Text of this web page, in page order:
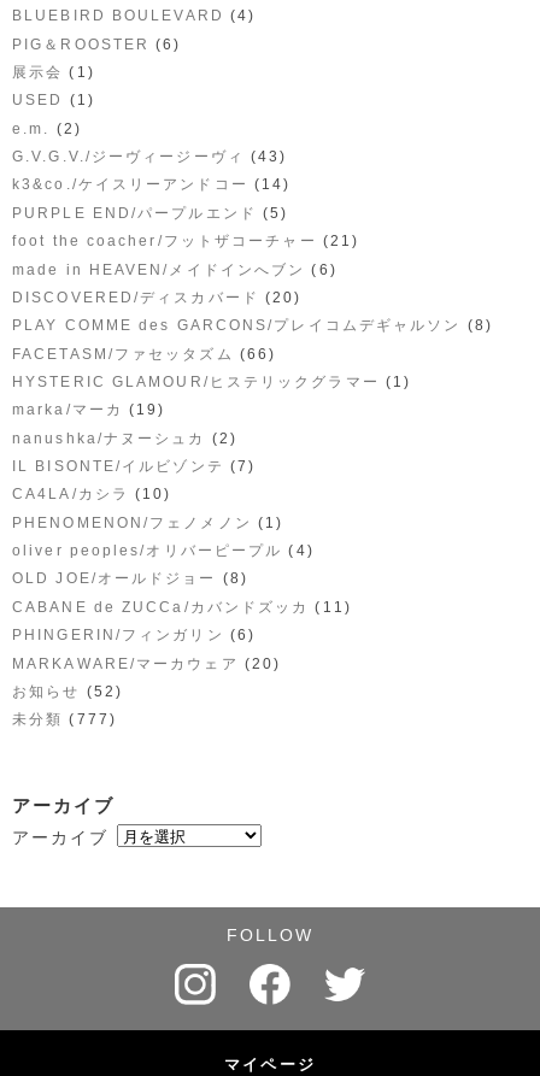
BLUEBIRD BOULEVARD (4)
PIG＆ROOSTER (6)
展示会 (1)
USED
(1)
e.m. (2)
G.V.G.V./ジーヴィージーヴィ
(43)
k3&co./ケイスリーアンドコー (14)
PURPLE END/パープルエンド (5)
foot the coacher/フットザコーチャー (21)
made in HEAVEN/メイドインへブン (6)
DISCOVERED/ディスカバード (20)
PLAY COMME des GARCONS/プレイコムデギャルソン
(8)
FACETASM/ファセッタズム (66)
HYSTERIC GLAMOUR/ヒステリックグラマー (1)
marka/マーカ
(19)
nanushka/ナヌーシュカ
(2)
IL BISONTE/イルビゾンテ (7)
CA4LA/カシラ
(10)
PHENOMENON/フェノメノン (1)
oliver peoples/オリバーピープル (4)
OLD JOE/オールドジョー
(8)
CABANE de ZUCCa/カバンドズッカ
(11)
PHINGERIN/フィンガリン (6)
MARKAWARE/マーカウェア (20)
お知らせ (52)
未分類 (777)
アーカイブ
アーカイブ
FOLLOW
マイページ